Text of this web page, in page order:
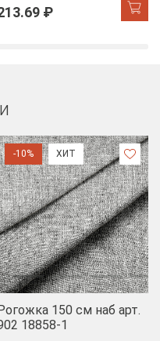
₽
-10% ХИТ
Рогожка 150 см наб арт.
18858-1